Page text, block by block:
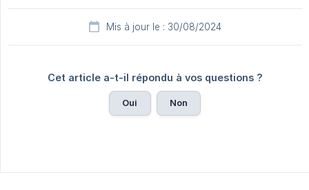
Mis à jour le : 30/08/2024
Cet article a-t-il répondu à vos questions ?
Oui Non